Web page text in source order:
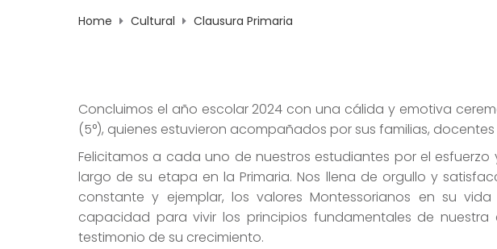
Home Cultural Clausura Primaria
Concluimos el año escolar 2024 con una cálida y emotiva
(5°), quienes estuvieron acompañados por sus familias,
Felicitamos a cada uno de nuestros estudiantes por el
largo de su etapa en la Primaria. Nos llena de orgullo y
constante y ejemplar, los valores Montessorianos en su
capacidad para vivir los principios fundamentales de
testimonio de su crecimiento.